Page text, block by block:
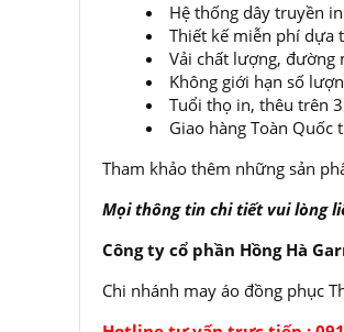
Hệ thống dây truyền
Thiết kế miễn phí dựa
Vải chất lượng,
Không giới hạn số
Tuổi thọ in, thêu trên
Giao hàng Toàn Quốc
Tham khảo thêm những sản
Mọi thông tin chi tiết vui lòng
Công ty cổ phần Hồng Hà
Chi nhánh may áo đồng phục